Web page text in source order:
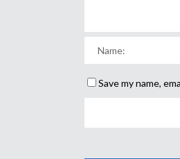
Save my name,